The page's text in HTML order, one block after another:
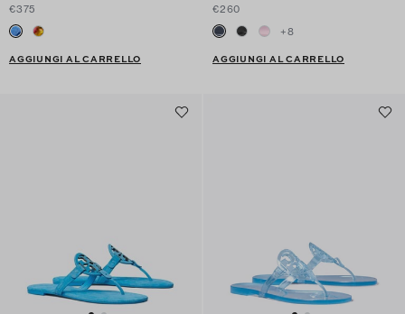
€375
AGGIUNGI AL CARRELLO
€260
+8
AGGIUNGI AL CARRELLO